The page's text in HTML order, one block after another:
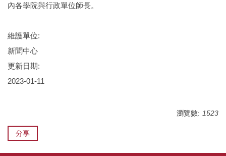
內各學院與行政單位師長。
維護單位:
新聞中心
更新日期:
2023-01-11
瀏覽數: 1523
分享